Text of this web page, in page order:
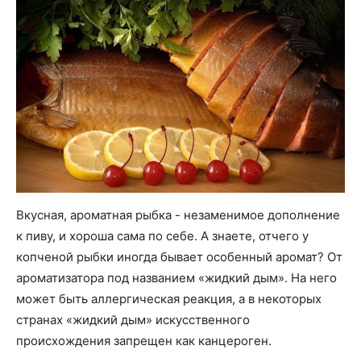
Вкусная, ароматная рыбка - незаменимое дополнение
к пиву, и хороша сама по себе. А знаете, отчего у
копченой рыбки иногда бывает особенный аромат? От
ароматизатора под названием «жидкий дым». На него
может быть аллергическая реакция, а в некоторых
странах «жидкий дым» искусственного
происхождения запрещен как канцероген.